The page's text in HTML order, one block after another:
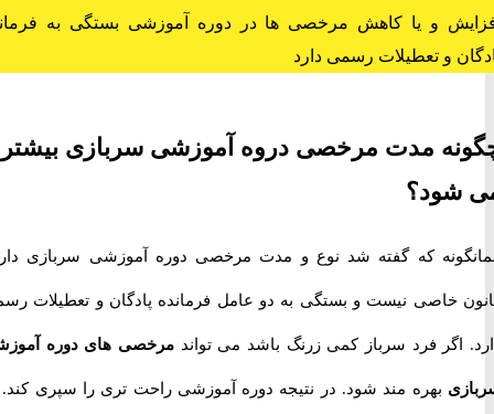
و یا کاهش مرخصی ها در دوره آموزشی بستگی به فرمانده
و تعطیلات رسمی دارد
مدت مرخصی دروه آموزشی سربازی بیشتر
که گفته شد نوع و مدت مرخصی دوره آموزشی سربازی دارای
خاصی نیست و بستگی به دو عامل فرمانده پادگان و تعطیلات رسمی
اگر فرد سرباز کمی زرنگ باشد می تواندمرخصی های دوره آموزشی
بهره مند شود. در نتیجه دوره آموزشی راحت تری را سپری کند. در